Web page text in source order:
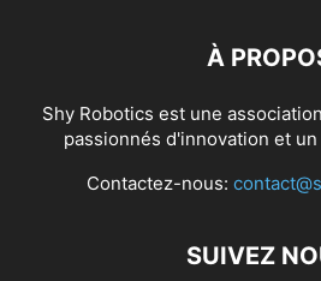
À
Shy Robotics est une
passionnés d'innovation et
Contactez-nous:
SUIVEZ